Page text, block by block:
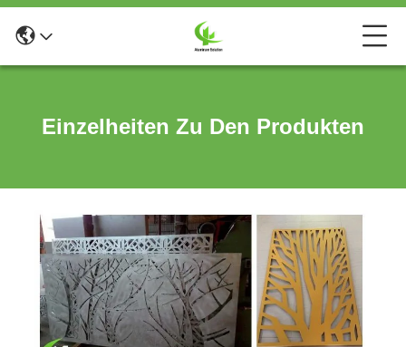
Einzelheiten Zu Den Produkten